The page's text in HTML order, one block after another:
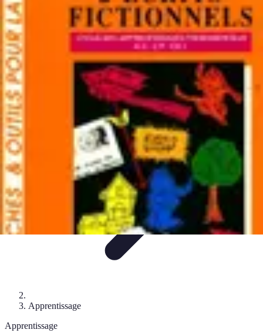
Apprendre Rubik Cube
Astuces et conseilsApprentissage
Techniques
d'apprentissage
Méthodes d'apprentissageTechniques
Apprendre Rubik Cube
Apprentissage
Apprentissage